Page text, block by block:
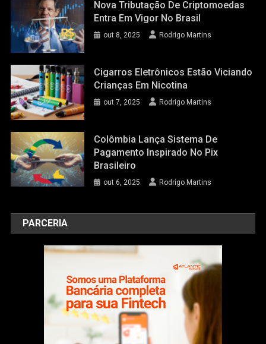
Nova Tributação De Criptomoedas
Entra Em Vigor No Brasil
out 8, 2025 Rodrigo Martins
Cigarros Eletrônicos Estão Viciando
Crianças Em Nicotina
out 7, 2025 Rodrigo Martins
Colômbia Lança Sistema De
Pagamento Inspirado No Pix
Brasileiro
out 6, 2025 Rodrigo Martins
PARCERIA